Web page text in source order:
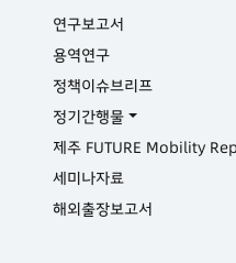
연구보고서
용역연구
정책이슈브리프
정기간행물
제주 FUTURE Mobility
세미나자료
해외출장보고서